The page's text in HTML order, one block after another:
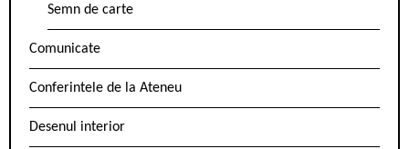
Semn de carte
Comunicate
Conferintele de la Ateneu
Desenul interior